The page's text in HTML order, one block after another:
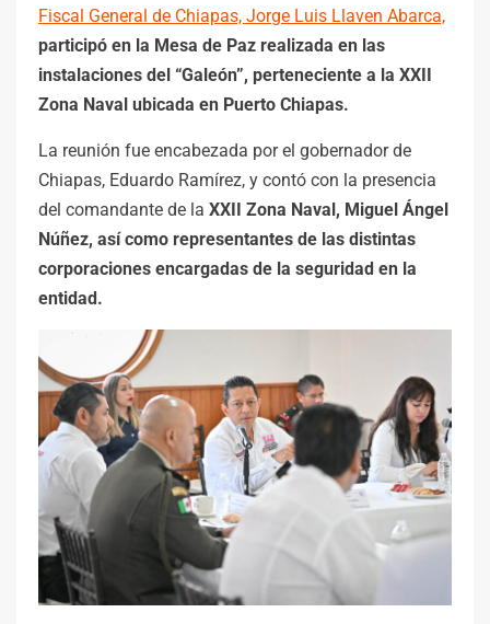
Fiscal General de Chiapas, Jorge Luis Llaven Abarca,
participó en la Mesa de Paz realizada en las
instalaciones del “Galeón”, perteneciente a la XXII
Zona Naval ubicada en Puerto Chiapas.
La reunión fue encabezada por el gobernador de
Chiapas, Eduardo Ramírez, y contó con la presencia
del comandante de la XXII Zona Naval, Miguel Ángel
Núñez, así como representantes de las distintas
corporaciones encargadas de la seguridad en la
entidad.